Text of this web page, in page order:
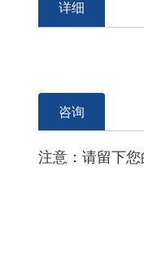
详细
咨询
注意：请留下